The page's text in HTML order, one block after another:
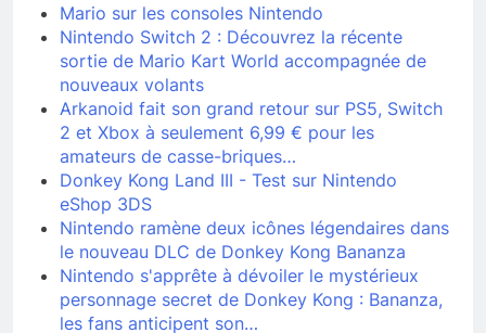
Mario sur les consoles Nintendo
Nintendo Switch 2 : Découvrez la récente
sortie de Mario Kart World accompagnée de
nouveaux volants
Arkanoid fait son grand retour sur PS5, Switch
2 et Xbox à seulement 6,99 € pour les
amateurs de casse-briques…
Donkey Kong Land III - Test sur Nintendo
eShop 3DS
Nintendo ramène deux icônes légendaires dans
le nouveau DLC de Donkey Kong Bananza
Nintendo s'apprête à dévoiler le mystérieux
personnage secret de Donkey Kong : Bananza,
les fans anticipent son…